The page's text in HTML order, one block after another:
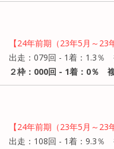
【24年前期（23年5月～23
出走：079回 - 1着：1.3％
２枠：000回 - 1着：0％
【24年前期（23年5月～23
出走：108回 - 1着：9.3％